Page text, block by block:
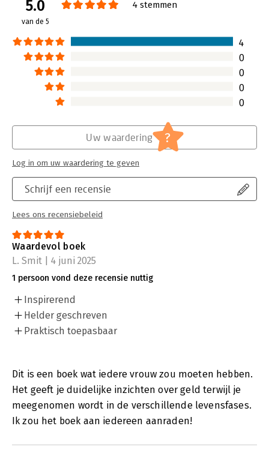
Verschijningsdatum:
8-3-2025
Hoofdrubriek:
5.0
van de 5
4 stemmen
4
0
0
0
0
Schrijf een recensie
Lees ons recensiebeleid
Uw waardering ?
Log in om uw waardering te geven
Waardevol boek
L. Smit | 4 juni 2025
1 persoon vond deze recensie nuttig
Inspirerend
Helder geschreven
Praktisch toepasbaar
Dit is een boek wat iedere vrouw zou moeten hebben.
Het geeft je duidelijke inzichten over geld terwijl je
meegenomen wordt in de verschillende levensfases.
Ik zou het boek aan iedereen aanraden!